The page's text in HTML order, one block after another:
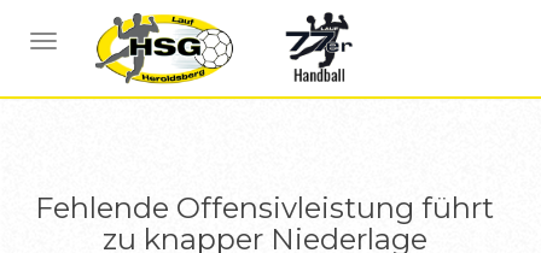
NAVIGATION UMSCHALTEN
BERICHTE HSG2
Fehlende Offensivleistung führt
zu knapper Niederlage